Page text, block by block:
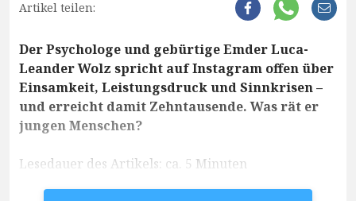
Artikel teilen:
Der Psychologe und gebürtige Emder Luca-
Leander Wolz spricht auf Instagram offen über
Einsamkeit, Leistungsdruck und Sinnkrisen –
und erreicht damit Zehntausende. Was rät er
jungen Menschen?
Lesedauer des Artikels: ca. 5 Minuten